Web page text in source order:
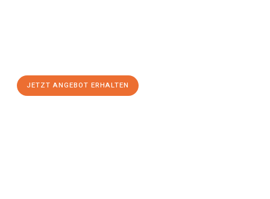
JETZT ANGEBOT ERHALTEN